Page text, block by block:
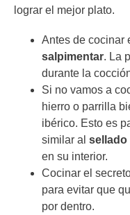
lograr el mejor plato.
Antes de cocinar
salpimentar. La
durante la
Si no vamos a
hierro o parrilla
ibérico. Esto es
similar al sellado
en su interior.
Cocinar el
para evitar que
por dentro.